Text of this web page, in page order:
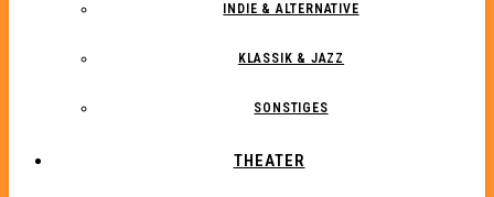
INDIE & ALTERNATIVE
KLASSIK & JAZZ
SONSTIGES
THEATER